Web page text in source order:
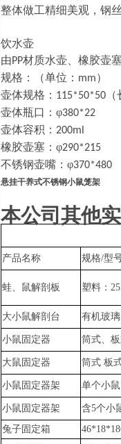
整体做工精细美观，钢
饮水壶
由PP材质水壶、橡胶壶
规格：（单位： mm）
壶体规格： 115*50*50
壶体瓶口： φ380*22
壶体容积： 200ml
橡胶壶塞 ： φ290*215
不锈钢壶嘴： φ370*480
悬挂干养式不锈钢小鼠笼架
本公司其他
产品名称 规格/型
蛙、鼠解剖板 塑料：
大小鼠解剖台 有机玻
小鼠固定器 筒式、
大鼠固定器 筒式 板
小鼠固定器架 单个小
小鼠固定器架 含5个小
兔子固定箱